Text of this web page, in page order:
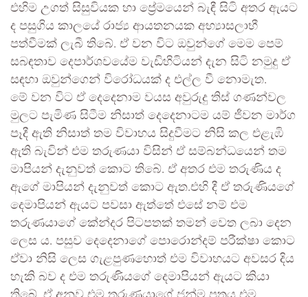
එහිම උගත් සිසුවියක හා ප්‍රේමයෙන් බැඳී සිටි අතර ඇයට
ද පසුගිය කාලයේ රාජ්‍ය ආයතනයක අභ්‍යාසලාභී
පත්වීමක් ලැබී තිබේ. ඒ වන විට ඔවුන්ගේ මෙම පෙම්
සබඳතාව දෙපාර්ශවයේම වැඩිහිටියන් දැන සිටි නමුදු ඒ
සඳහා ඔවුන්ගෙන් විරෝධයක් ද එල්ල වී නොමැත.
මේ වන විට ඒ දෙදෙනාම වයස අවුරුදු තිස් ගණන්වල
මුලට පැමිණ සිටීම නිසාත් දෙදෙනාටම යම් ජීවන මාර්ග
පෑදී ඇති නිසාත් තම විවාහය සිදුවීමට නිසි කල එළැඹි
ඇති බැවින් එම තරුණයා විසින් ඒ සම්බන්ධයෙන් තම
මාපියන් දැනුවත් කොට තිබේ. ඒ අතර එම තරුණිය ද
ඇගේ මාපියන් දැනුවත් කොට ඇත.එහි දී ඒ තරුණියගේ
දෙමාපියන් ඇයට පවසා ඇත්තේ එසේ නම් එම
තරුණයාගේ කේන්දර පිටපතක් තමන් වෙත ලබා දෙන
ලෙස ය. පසුව දෙදෙනාගේ පොරොන්දම් පරීක්ෂා කොට
ඒවා නිසි ලෙස ගැළපුණහොත් එම විවාහයට අවසර දිය
හැකි බව ද එම තරුණියගේ දෙමාපියන් ඇයට කියා